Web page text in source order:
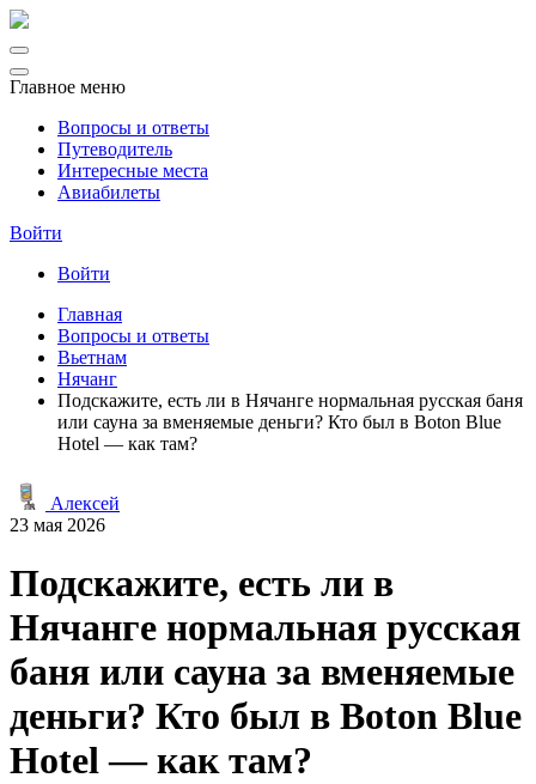
Главное меню
Вопросы и ответы
Путеводитель
Интересные места
Авиабилеты
Войти
Войти
Главная
Вопросы и ответы
Вьетнам
Нячанг
Подскажите, есть ли в Нячанге нормальная русская баня
или сауна за вменяемые деньги? Кто был в Boton Blue
Hotel — как там?
Алексей
23 мая 2026
Подскажите, есть ли в
Нячанге нормальная русская
баня или сауна за вменяемые
деньги? Кто был в Boton Blue
Hotel — как там?